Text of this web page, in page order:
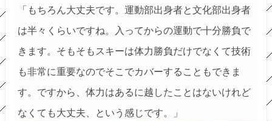
「もちろん大丈夫です。運動部出身者と文化部出身者
は半々くらいですね。入ってからの運動で十分勝負で
きます。そもそもスキーは体力勝負だけでなくて技術
も非常に重要なのでそこでカバーすることもできま
す。ですから、体力はあるに越したことはないけれど
なくても大丈夫、という感じです。」